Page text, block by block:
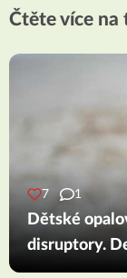
Čtěte více na
7 1
Dětské
disruptory.